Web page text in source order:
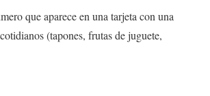
que aparece en una tarjeta con una
(tapones, frutas de juguete,